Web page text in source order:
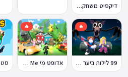
דיקסיט משחק Dixit
🔥
99 לילות ביער Nights in the Forest
🔥
אדופט מי Adopt Me!